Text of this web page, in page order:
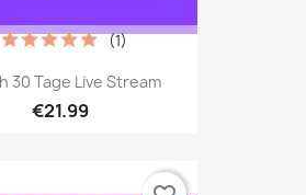
30 Tage Live Stream
€21.99
(1)